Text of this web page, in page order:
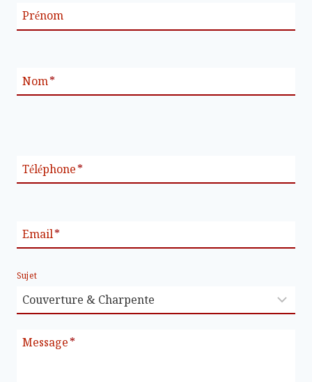
Prénom
Nom *
Téléphone *
Email *
Sujet
Message *